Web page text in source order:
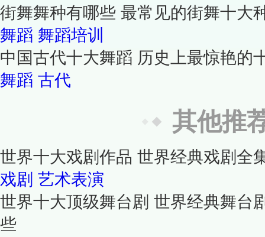
街舞舞种有哪些 最常见的街舞十大
舞蹈 舞蹈培训
中国古代十大舞蹈 历史上最惊艳的
舞蹈 古代
其他推
世界十大戏剧作品 世界经典戏剧全
戏剧 艺术表演
世界十大顶级舞台剧 世界经典舞台
些